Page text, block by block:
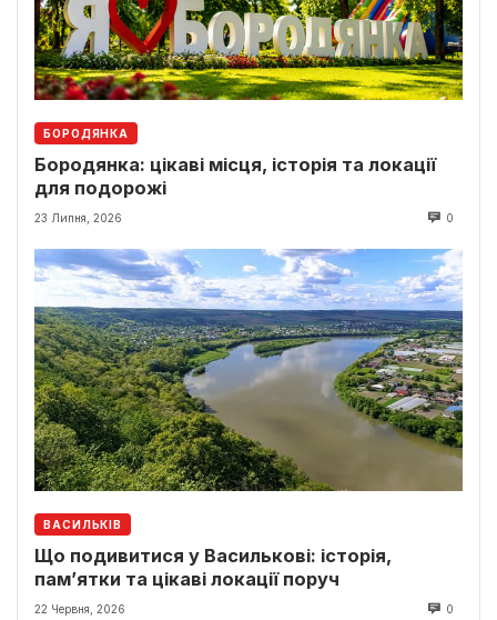
БОРОДЯНКА
Бородянка: цікаві місця, історія та локації
для подорожі
23 Липня, 2026 0
ВАСИЛЬКІВ
Що подивитися у Василькові: історія,
пам’ятки та цікаві локації поруч
22 Червня, 2026 0